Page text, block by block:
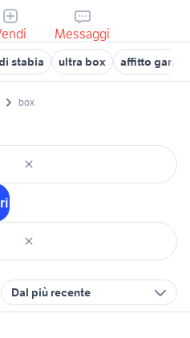
Messaggi
stabia ultra box affitto
box
Dal più recente